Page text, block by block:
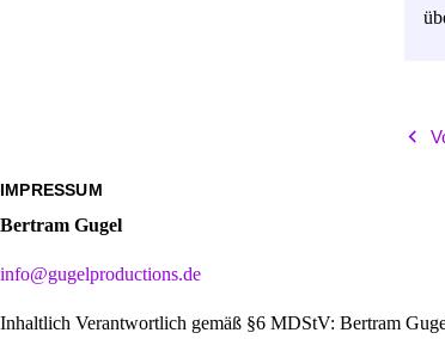
IMPRESSUM
Bertram Gugel
info@gugelproductions.de
Inhaltlich Verantwortlich gemäß §6 MDStV: Bertram